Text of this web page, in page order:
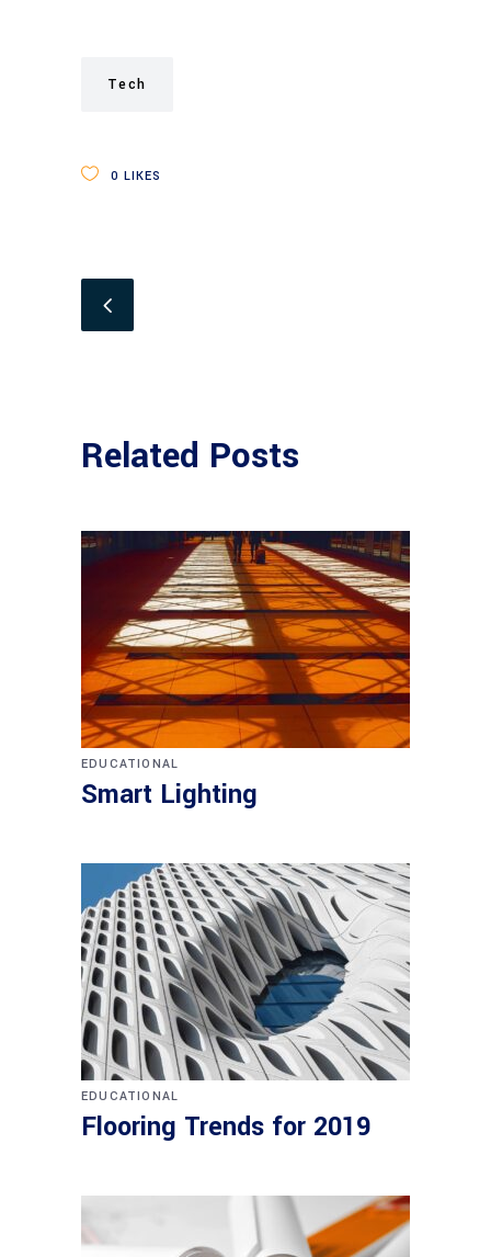
Tech
0 LIKES
Related Posts
EDUCATIONAL
Smart Lighting
EDUCATIONAL
Flooring Trends for 2019